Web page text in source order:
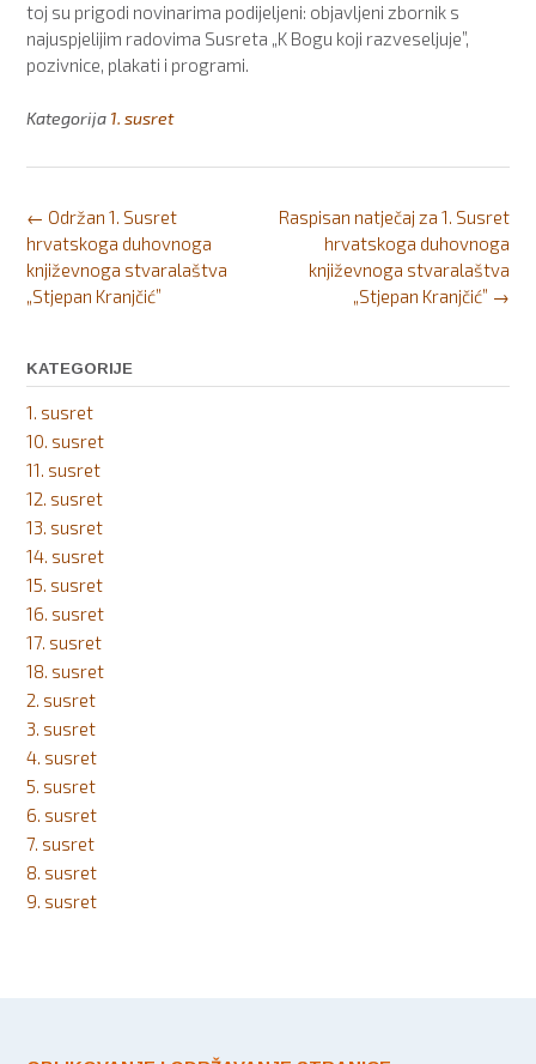
toj su prigodi novinarima podijeljeni: objavljeni zbornik s
najuspjelijim radovima Susreta „K Bogu koji razveseljuje”,
pozivnice, plakati i programi.
Kategorija 1. susret
Post
navigation
Raspisan natječaj za 1. Susret
hrvatskoga duhovnoga
književnoga stvaralaštva
„Stjepan Kranjčić” →
← Održan 1. Susret
hrvatskoga duhovnoga
književnoga stvaralaštva
„Stjepan Kranjčić”
KATEGORIJE
1. susret
10. susret
11. susret
12. susret
13. susret
14. susret
15. susret
16. susret
17. susret
18. susret
2. susret
3. susret
4. susret
5. susret
6. susret
7. susret
8. susret
9. susret